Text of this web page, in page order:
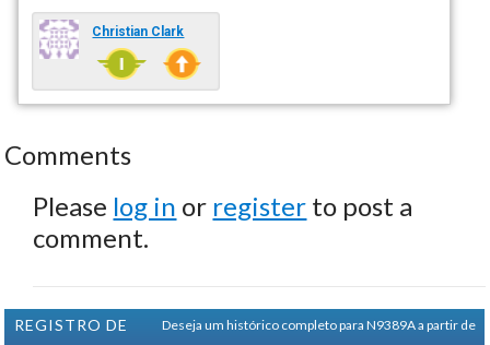
Christian Clark
Comments
Please log in or register to post a
comment.
REGISTRO DE
Deseja um histórico completo para N9389A a partir de